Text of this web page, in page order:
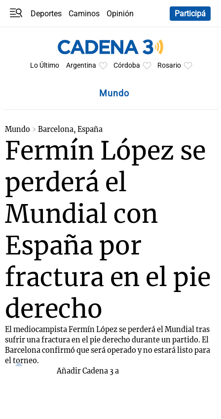
Deportes Caminos
Opinión
Participá
Lo Último Argentina Córdoba Rosario
Mundo
Mundo Barcelona, España
Fermín López se
perderá el
Mundial con
España por
fractura en el pie
derecho
El mediocampista Fermín López se perderá el Mundial tras
sufrir una fractura en el pie derecho durante un partido. El
Barcelona confirmó que será operado y no estará listo para
el torneo.
Añadir Cadena 3 a